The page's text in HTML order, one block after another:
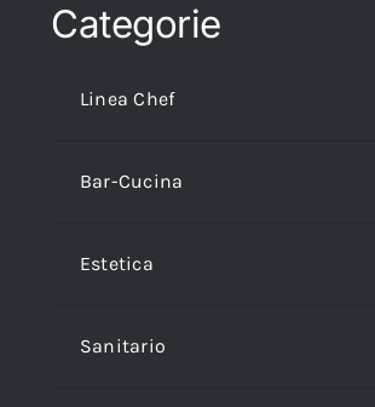
Categorie
Linea Chef
Bar-Cucina
Estetica
Sanitario